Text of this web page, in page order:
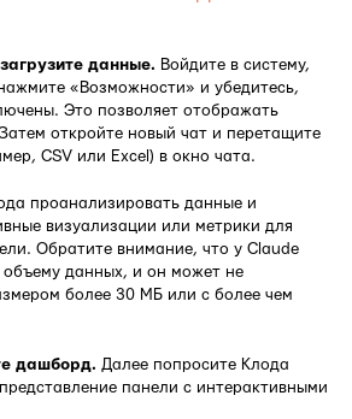
данные. Войдите в систему,
«Возможности» и убедитесь,
Это позволяет отображать
откройте новый чат и перетащите
CSV или Excel) в окно чата.
проанализировать данные и
визуализации или метрики для
Обратите внимание, что у Claude
объему данных, и он может не
более 30 МБ или с более чем
дашборд. Далее попросите Клода
панели с интерактивными